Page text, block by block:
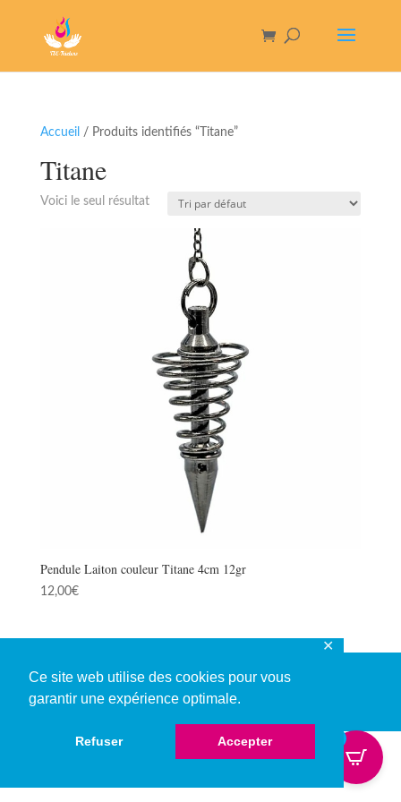
Ce site web utilise des cookies pour vous
garantir une expérience optimale.
Refuser Accepter
✕
Accueil / Produits identifiés “Titane”
Titane
Voici le seul résultat
Pendule Laiton couleur Titane 4cm 12gr
12,00€
© Copyright 2026